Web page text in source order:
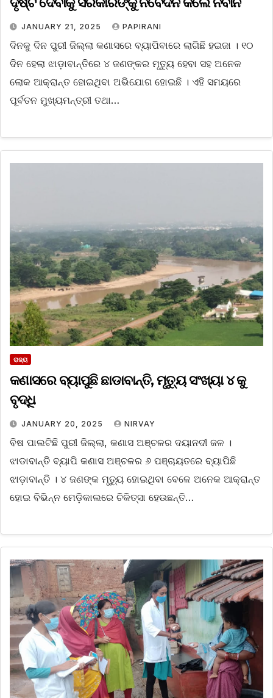
JANUARY 21, 2025 PAPIRANI
ଦିନକୁ ଦିନ ପୁରୀ ଜିଲ୍ଲା କଣାସରେ ବ୍ୟାପିବାରେ ଲାଗିଛି ହଇଜା । ୧୦
ଦିନ ହେଲା ଝାଡ଼ାବାନ୍ତିରେ ୪ ଜଣଙ୍କର ମୃତ୍ୟୁ ହେବା ସହ ଅନେକ
ଲୋକ ଆକ୍ରାନ୍ତ ହୋଇଥିବା ଅଭିଯୋଗ ହୋଇଛି । ଏହି ସମୟରେ
ପୂର୍ବତନ ମୁଖ୍ୟମନ୍ତ୍ରୀ ତଥା…
ରାଜ୍ୟ
କଣାସରେ ବ୍ୟାପୁଛି ଛାଡାବାନ୍ତି, ମୃତ୍ୟୁ ସଂଖ୍ୟା ୪ କୁ
ବୃଦ୍ଧି
JANUARY 20, 2025 NIRVAY
ବିଷ ପାଲଟିଛି ପୁରୀ ଜିଲ୍ଲା, କଣାସ ଅଞ୍ଚଳର ଦୟାନଦୀ ଜଳ ।
ଝାଡାବାନ୍ତି ବ୍ୟାପି କଣାସ ଅଞ୍ଚଳର ୬ ପଞ୍ଚାୟତରେ ବ୍ୟାପିଛି
ଝାଡ଼ାବାନ୍ତି । ୪ ଜଣଙ୍କ ମୃତ୍ୟୁ ହୋଇଥିବା ବେଳେ ଅନେକ ଆକ୍ରାନ୍ତ
ହୋଇ ବିଭିନ୍ନ ମେଡ଼ିକାଲରେ ଚିକିତ୍ସା ହେଉଛନ୍ତି…